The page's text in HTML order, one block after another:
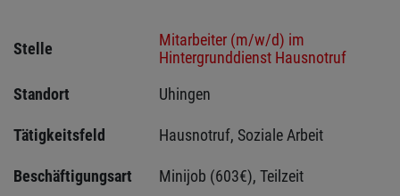
Stelle
Mitarbeiter (m/w/d) im
Hintergrunddienst Hausnotruf
Standort
Uhingen
Tätigkeitsfeld Hausnotruf, Soziale Arbeit
Beschäftigungsart Minijob (603€), Teilzeit